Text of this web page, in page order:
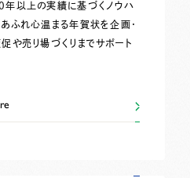
以上の実績に基づくノウハ
あふれ心温まる年賀状を企画・
促や売り場づくりまでサポート